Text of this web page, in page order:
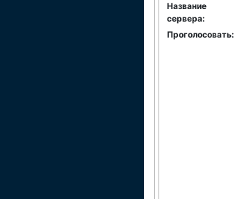
Название
сервера:
Проголосовать: